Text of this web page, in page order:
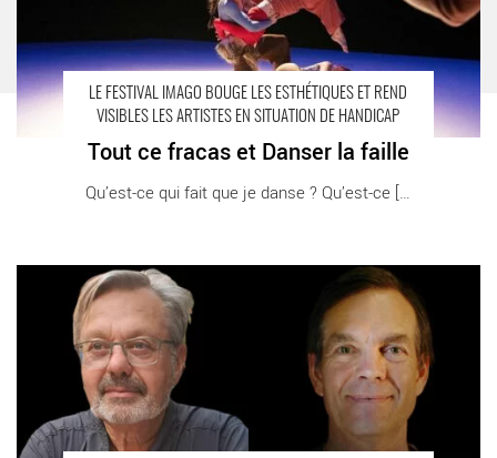
LE FESTIVAL IMAGO BOUGE LES ESTHÉTIQUES ET REND
VISIBLES LES ARTISTES EN SITUATION DE HANDICAP
Tout ce fracas et Danser la faille
Qu’est-ce qui fait que je danse ? Qu’est-ce [...]
Rendre visibles les artistes en situation de handicap - Critique